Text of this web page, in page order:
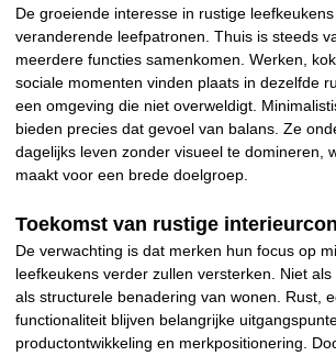
De groeiende interesse in rustige
veranderende leefpatronen. Thuis is steeds
meerdere functies samenkomen. Werken,
sociale momenten vinden plaats in dezelfde
een omgeving die niet overweldigt.
bieden precies dat gevoel van balans. Ze
dagelijks leven zonder visueel te domineren,
maakt voor een brede doelgroep.
Toekomst van rustige
De verwachting is dat merken hun focus op
leefkeukens verder zullen versterken. Niet
als structurele benadering van wonen. Rust,
functionaliteit blijven belangrijke
productontwikkeling en merkpositionering.